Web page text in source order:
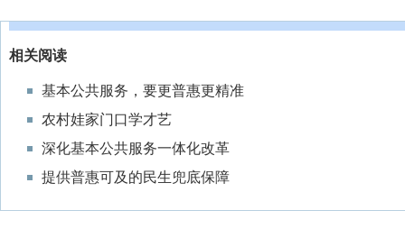
相关阅读
基本公共服务，要更普惠更精准
农村娃家门口学才艺
深化基本公共服务一体化改革
提供普惠可及的民生兜底保障